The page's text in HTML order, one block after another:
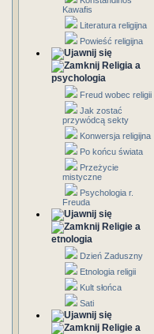
Kawafis
Literatura religijna
Powieść religijna
Religia a
psychologia
Freud wobec religii
Jak zostać
przywódcą sekty
Konwersja religijna
Po końcu świata
Przeżycie
mistyczne
Psychologia r.
Freuda
Religie a
etnologia
Dzień Zaduszny
Etnologia religii
Kult słońca
Sati
Religie a